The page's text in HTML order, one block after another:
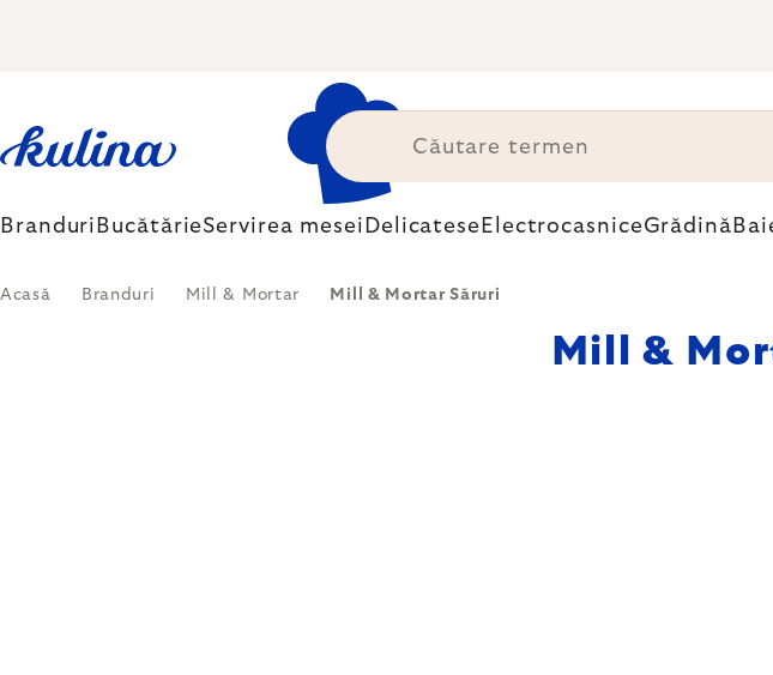
Branduri BucătărieServirea mesei Delicatese ElectrocasniceGrădină
Acasă Branduri Mill & Mortar Mill & Mortar Săruri
Mill &